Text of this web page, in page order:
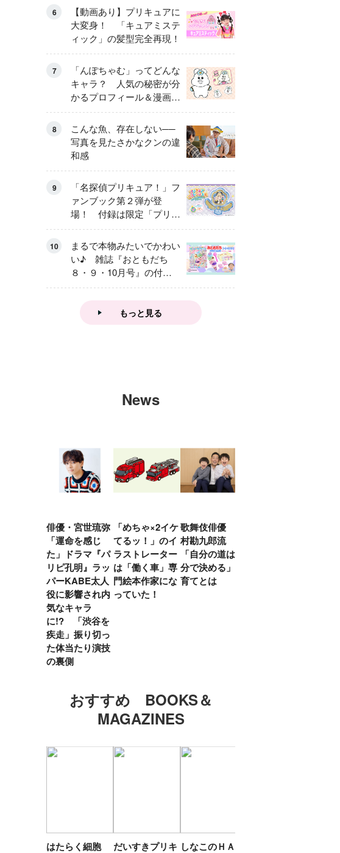
6
【動画あり】プリキュアに
大変身！ 「キュアミステ
ィック」の髪型完全再現！
7
「んぽちゃむ」ってどんな
キャラ？ 人気の秘密が分
かるプロフィール＆漫画ま
とめ
8
こんな魚、存在しない──
写真を見たさかなクンの違
和感
9
「名探偵プリキュア！」フ
ァンブック第２弾が登
場！ 付録は限定「プリキ
ュアマコトジュエル キュ
アアルカナ・シャドウ ア
イスver.」 キュアエクレ
ールを大特集！
10
まるで本物みたいでかわい
い♪ 雑誌『おともだち
８・９・10月号』の付録
は『サーティワン アイス
もっと見る
News
俳優・宮世琉弥
「運命を感じ
た」ドラマ『パ
リピ孔明』ラッ
パーKABE太人
役に影響され内
気なキャラ
に!? 「渋谷を
疾走」振り切っ
た体当たり演技
の裏側
「めちゃ×2イケ
てるッ！」のイ
ラストレーター
は「働く車」専
門絵本作家にな
っていた！
歌舞伎俳優 中
村勘九郎流
「自分の道は自
分で決める」子
育てとは
おすすめ BOOKS＆
MAGAZINES
はたらく細胞
だいすきプリキ しなこのＨＡＰ